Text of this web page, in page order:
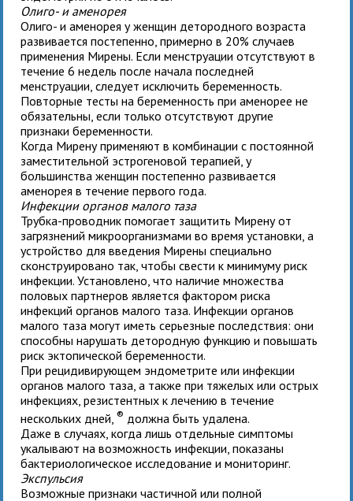
Олиго- и аменорея
Олиго- и аменорея у женщин детородного возраста
развивается постепенно, примерно в 20% случаев
применения Мирены. Если менструации отсутствуют в
течение 6 недель после начала последней
менструации, следует исключить беременность.
Повторные тесты на беременность при аменорее не
обязательны, если только отсутствуют другие
признаки беременности.
Когда Мирену применяют в комбинации с постоянной
заместительной эстрогеновой терапией, у
большинства женщин постепенно развивается
аменорея в течение первого года.
Инфекции органов малого таза
Трубка-проводник помогает защитить Мирену от
загрязнений микроорганизмами во время установки, а
устройство для введения Мирены специально
сконструировано так, чтобы свести к минимуму риск
инфекции. Установлено, что наличие множества
половых партнеров является фактором риска
инфекций органов малого таза. Инфекции органов
малого таза могут иметь серьезные последствия: они
способны нарушать детородную функцию и повышать
риск эктопической беременности.
При рецидивирующем эндометрите или инфекции
органов малого таза, а также при тяжелых или острых
инфекциях, резистентных к лечению в течение
нескольких дней,® должна быть удалена.
Даже в случаях, когда лишь отдельные симптомы
укалывают на возможность инфекции, показаны
бактериологическое исследование и мониторинг.
Экспульсия
Возможные признаки частичной или полной